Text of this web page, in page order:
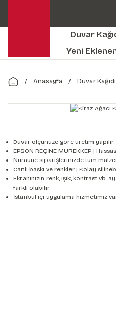
Duvar
Yeni
Anasayfa Duvar Kağıdı
Duvar ölçünüze göre üretim
EPSON REÇİNE MÜREKKEP |
Numune siparişlerinizde tüm
Canlı baskı ve renkler | Kolay
Ekranınızın renk, ışık, kontrast
farklı olabilir.
İstanbul içi uygulama hizmetimiz